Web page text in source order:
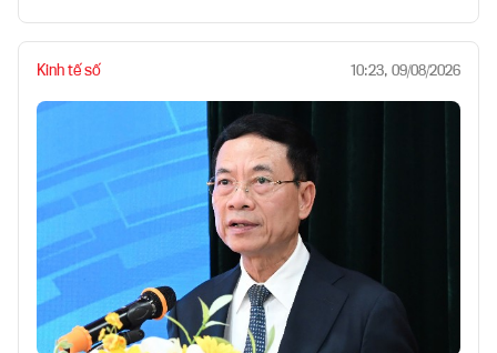
Kinh tế số 10:23, 09/08/2026